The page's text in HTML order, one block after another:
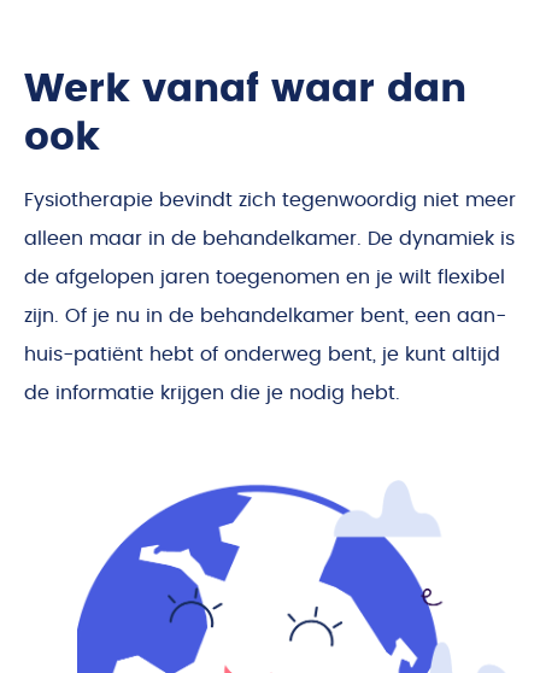
Werk vanaf waar dan
ook
Fysiotherapie bevindt zich tegenwoordig niet meer
alleen maar in de behandelkamer. De dynamiek is
de afgelopen jaren toegenomen en je wilt flexibel
zijn. Of je nu in de behandelkamer bent, een aan-
huis-patiënt hebt of onderweg bent, je kunt altijd
de informatie krijgen die je nodig hebt.